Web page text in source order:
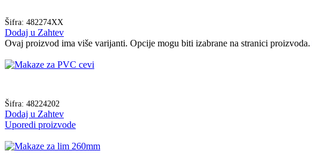
Šifra: 482274XX
Dodaj u Zahtev
Ovaj proizvod ima više varijanti. Opcije mogu biti izabrane na stranici proizvoda.
Šifra: 48224202
Dodaj u Zahtev
Uporedi proizvode